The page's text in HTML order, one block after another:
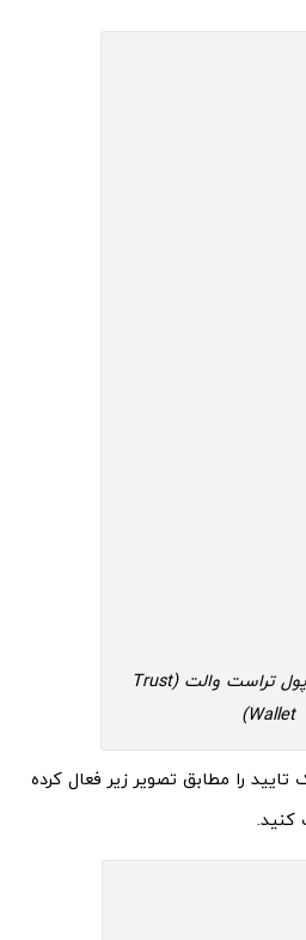
بازیابی کیف پول تراست والت (Trust
Wallet)
را مطابق تصویر زیر فعال کرده